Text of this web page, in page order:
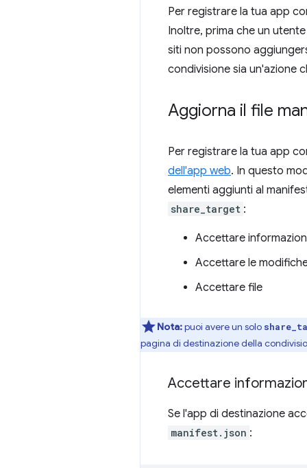
Per registrare la tua app
Inoltre, prima che un
siti non possono
condivisione sia un'azione
Aggiorna il file
Per registrare la tua app
dell'app web. In questo
elementi aggiunti al
share_target :
Accettare
Accettare le
Accettare file
Nota:puoi avere un solo
pagina di destinazione della
Accettare
Se l'app di destinazione
manifest.json :